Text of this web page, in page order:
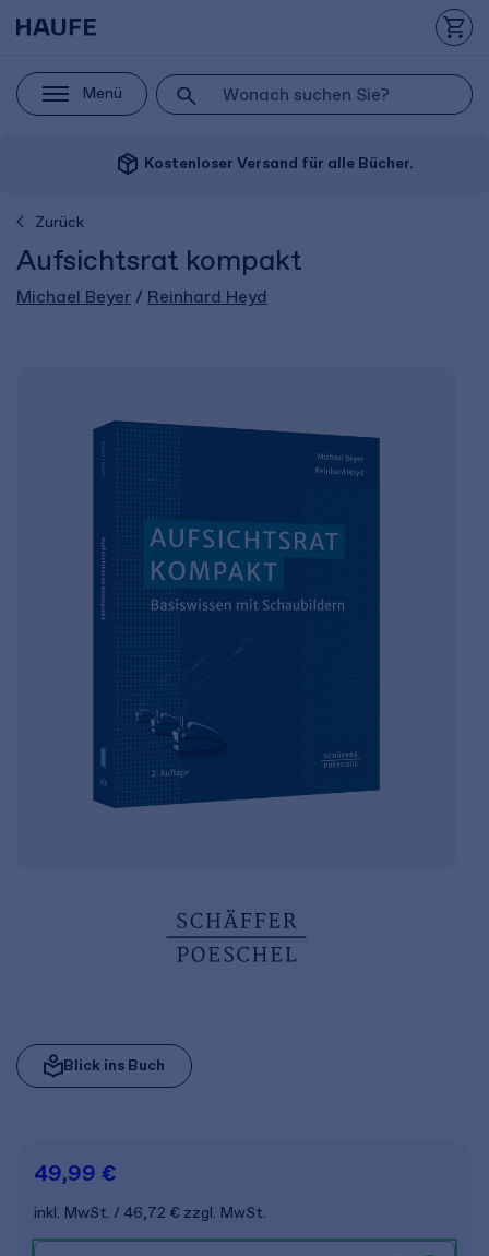
Menü
package_2 Kostenloser Versand für alle Bücher.
Zurück
Aufsichtsrat kompakt
Michael Beyer / Reinhard Heyd
Blick ins Buch
49,99 €
inkl. MwSt. 46,72 € zzgl. MwSt.